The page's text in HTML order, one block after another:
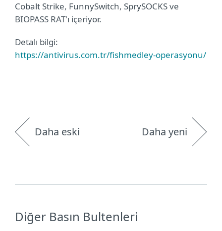
Cobalt Strike, FunnySwitch, SprySOCKS ve
BIOPASS RAT'ı içeriyor.
Detalı bilgi:
https://antivirus.com.tr/fishmedley-operasyonu/
Daha eski Daha yeni
Diğer Basın Bultenleri